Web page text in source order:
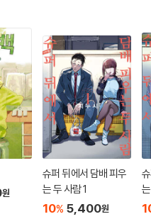
원
슈퍼 뒤에서 담배 피우
는 두 사람 1
10% 5,400원